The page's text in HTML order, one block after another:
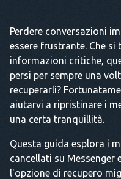
Perdere conversazioni
essere frustrante. Che
informazioni critiche,
persi per sempre una
recuperarli?
aiutarvi a ripristinare i
una certa tranquillità.
Questa guida esplora i
cancellati su Messenger
l'opzione di recupero